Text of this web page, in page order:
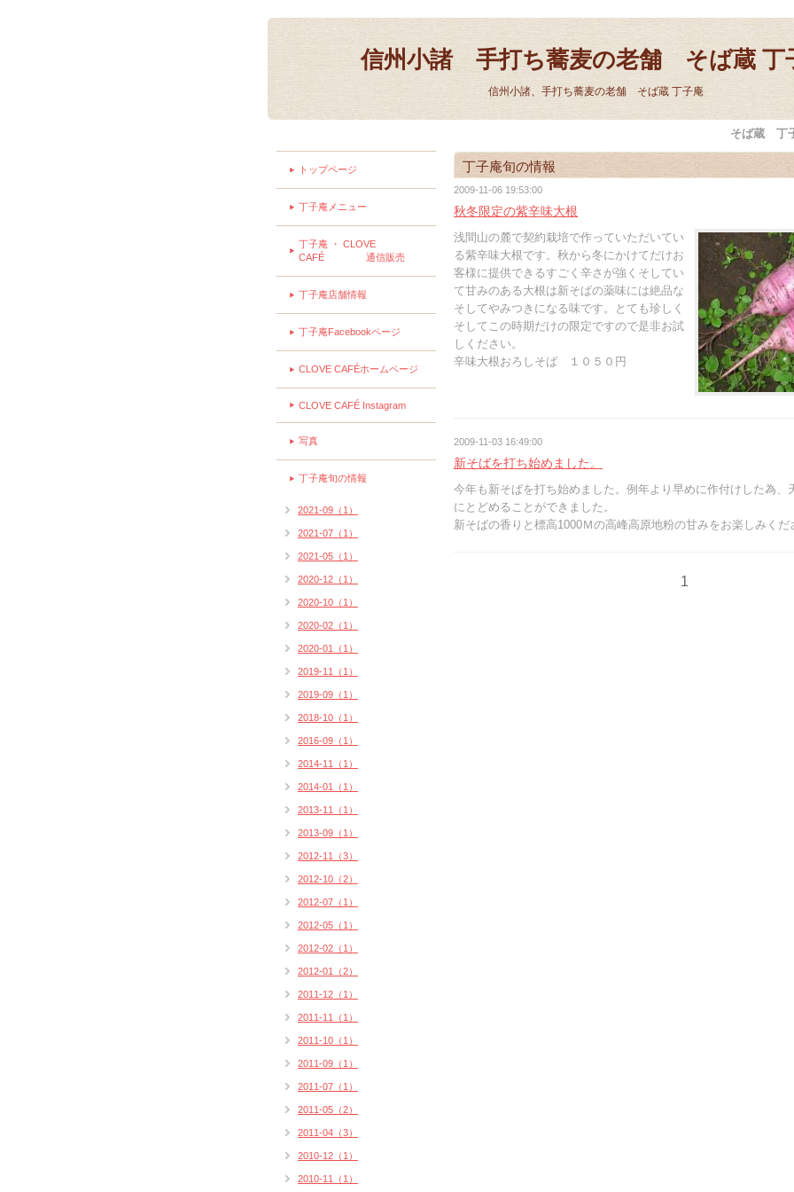
信州小諸 手打ち蕎麦の老舗 そば蔵 丁
信州小諸、手打ち蕎麦の老舗 そば蔵 丁子庵
そば蔵 丁
丁子庵旬の情報
2009-11-06 19:53:00
秋冬限定の紫辛味大根
浅間山の麓で契約栽培で作っていただいてい
る紫辛味大根です。秋から冬にかけてだけお
客様に提供できるすごく辛さが強くそしてい
て甘みのある大根は新そばの薬味には絶品な
そしてやみつきになる味です。とても珍しく
そしてこの時期だけの限定ですので是非お試
しください。
辛味大根おろしそば １０５０円
2009-11-03 16:49:00
新そばを打ち始めました。
今年も新そばを打ち始めました。例年より早めに作付けした為、
にとどめることができました。
新そばの香りと標高1000Ｍの高峰高原地粉の甘みをお楽しみくだ
1
トップページ
丁子庵メニュー
丁子庵 ・ CLOVE
CAFÉ 通信販売
丁子庵店舗情報
丁子庵Facebookページ
CLOVE CAFÉホームページ
CLOVE CAFÉ Instagram
写真
丁子庵旬の情報
2021-09（1）
2021-07（1）
2021-05（1）
2020-12（1）
2020-10（1）
2020-02（1）
2020-01（1）
2019-11（1）
2019-09（1）
2018-10（1）
2016-09（1）
2014-11（1）
2014-01（1）
2013-11（1）
2013-09（1）
2012-11（3）
2012-10（2）
2012-07（1）
2012-05（1）
2012-02（1）
2012-01（2）
2011-12（1）
2011-11（1）
2011-10（1）
2011-09（1）
2011-07（1）
2011-05（2）
2011-04（3）
2010-12（1）
2010-11（1）